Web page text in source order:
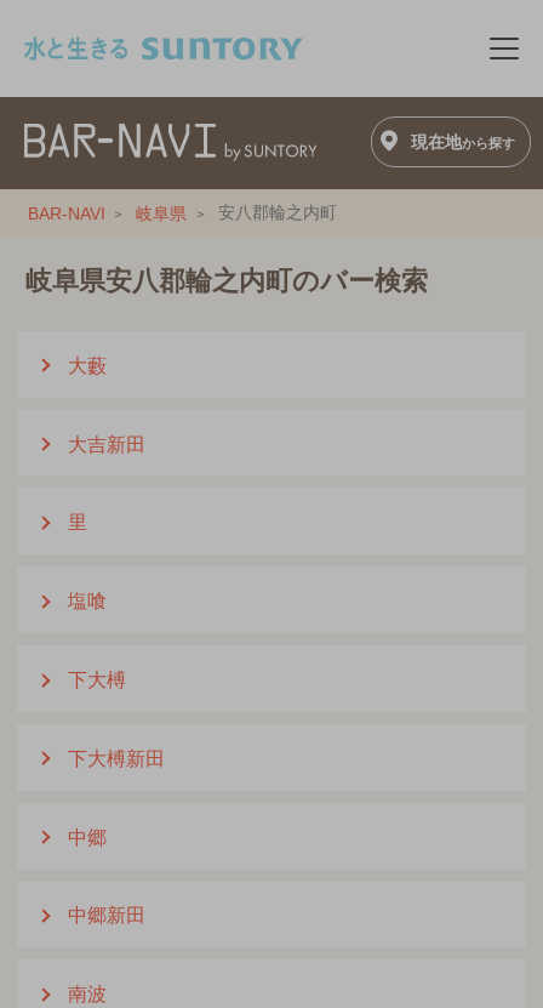
メ
現在地から探す
BAR-NAVI 岐阜県 安八郡輪之内町
岐阜県安八郡輪之内町のバー検索
大藪
大吉新田
里
塩喰
下大榑
下大榑新田
中郷
中郷新田
南波